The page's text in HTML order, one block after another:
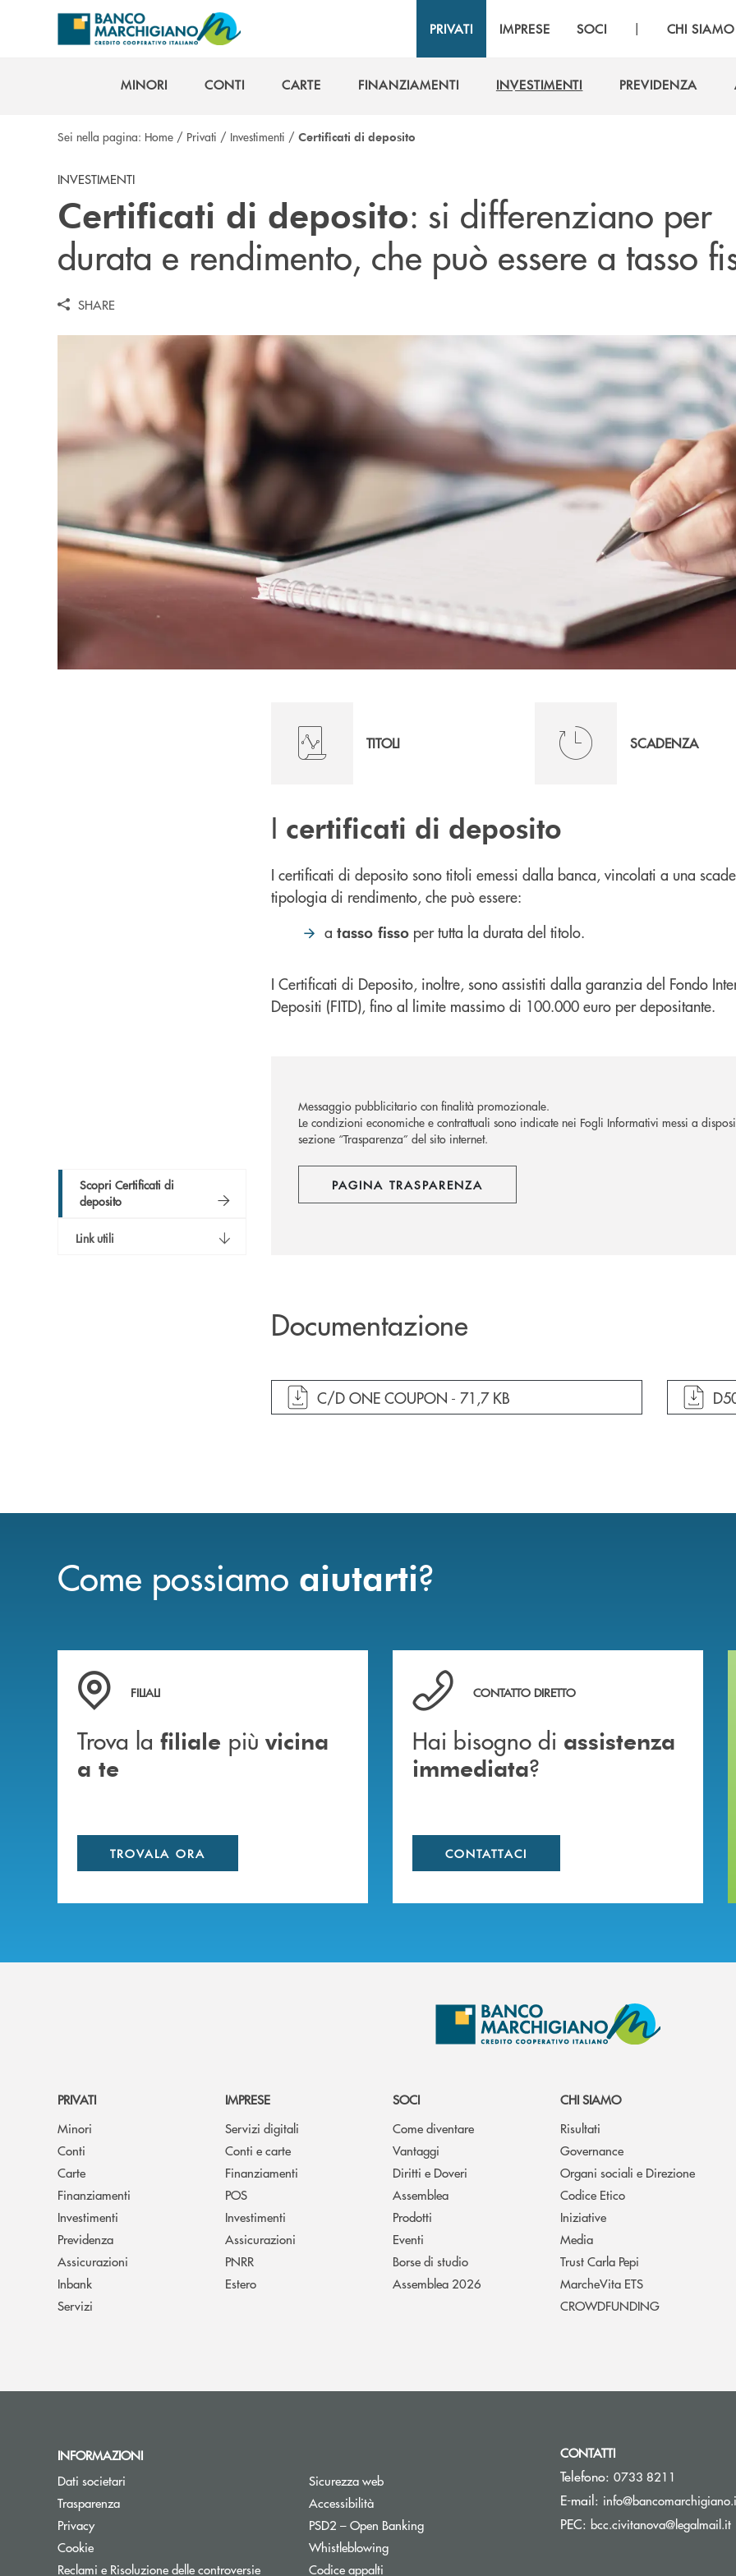
Salta al contenuto principale
PRIVATI IMPRESE SOCI | CHI SIAMO
MINORI
CONTI
CARTE
FINANZIAMENTI
INVESTIMENTI
PREVIDENZA
Sei nella pagina: Home / Privati / Investimenti / Certificati di deposito
INVESTIMENTI
Certificati di deposito: si differenziano per
durata e rendimento, che può essere a tasso
SHARE
Scopri Certificati di
deposito
Link utili
TITOLI SCADENZA
I certificati di deposito
I certificati di deposito sono titoli emessi dalla banca, vincolati a una
tipologia di rendimento, che può essere:
a tasso fisso per tutta la durata del titolo.
I Certificati di Deposito, inoltre, sono assistiti dalla garanzia del Fondo
Depositi (FITD), fino al limite massimo di 100.000 euro per depositante.
Messaggio pubblicitario con finalità promozionale.
Le condizioni economiche e contrattuali sono indicate nei Fogli Informativi messi a
sezione “Trasparenza” del sito internet.
PAGINA TRASPARENZA
Documentazione
apre documento in una nuova finestra
C/D ONE COUPON - 71,7 KB
Come possiamo aiutarti?
Trova la filiale più vicina a te
FILIALI
Trova la filiale più vicina
a te
TROVALA ORA
Hai bisogno di assistenza immediata ?
CONTATTO DIRETTO
Hai bisogno di assistenza
immediata?
CONTATTACI
PRIVATI
Minori
Conti
Carte
Finanziamenti
Investimenti
Previdenza
Assicurazioni
Inbank
Servizi
IMPRESE
Servizi digitali
Conti e carte
Finanziamenti
POS
Investimenti
Assicurazioni
PNRR
Estero
SOCI
Come diventare
Vantaggi
Diritti e Doveri
Assemblea
Prodotti
Eventi
Borse di studio
Assemblea 2026
CHI SIAMO
Risultati
Governance
Organi sociali e Direzione
Codice Etico
Iniziative
Media
Trust Carla Pepi
MarcheVita ETS
CROWDFUNDING
INFORMAZIONI
Dati societari
Trasparenza
PrivacyApre una nuova finestra
Cookie
Reclami e Risoluzione delle controversie
Sicurezza web
Accessibilità
PSD2 – Open BankingApre una nuova finestra
Whistleblowing
Codice appalti
CONTATTI
Telefono: 0733 8211
E-mail:
PEC: bcc.civitanova@legalmail.it